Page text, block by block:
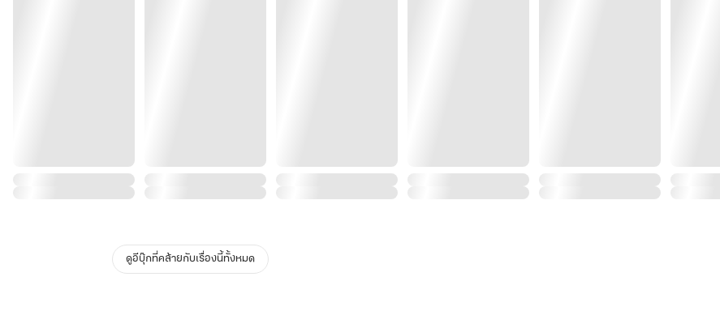
ดูอีบุ๊กที่คล้ายกับเรื่องนี้ทั้งหมด